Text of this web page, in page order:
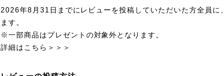
2026年8月31日までにレビューを投稿していただいた方全員に
ます。
※一部商品はプレゼントの対象外となります。
詳細はこちら＞＞＞